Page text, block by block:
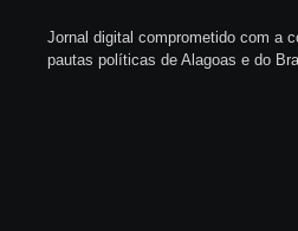
Jornal digital comprometido com a
pautas políticas de Alagoas e do